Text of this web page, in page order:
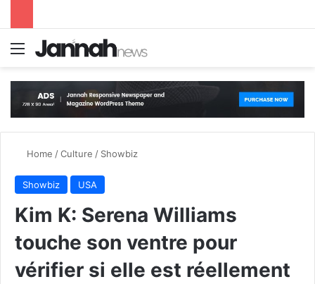
Menu
Home /Culture / Showbiz
Showbiz USA
Kim K: Serena Williams
touche son ventre pour
vérifier si elle est réellement